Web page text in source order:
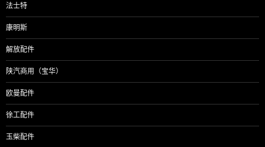
法士特
康明斯
解放配件
陕汽商用（宝华）
欧曼配件
徐工配件
玉柴配件